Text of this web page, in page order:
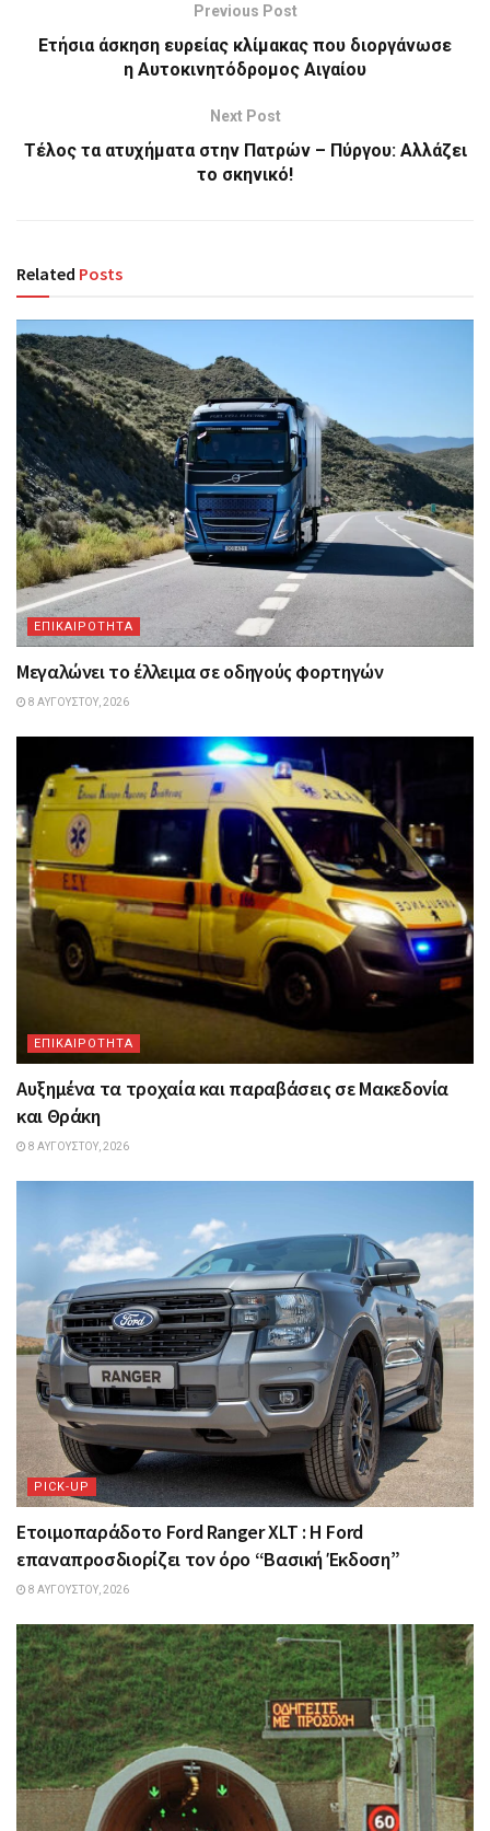
Previous Post
Eτήσια άσκηση ευρείας κλίμακας που διοργάνωσε
η Αυτοκινητόδρομος Αιγαίου
Next Post
Τέλος τα ατυχήματα στην Πατρών – Πύργου: Αλλάζει
το σκηνικό!
Related Posts
ΕΠΙΚΑΙΡΟΤΗΤΑ
Μεγαλώνει το έλλειμα σε οδηγούς φορτηγών
8 ΑΥΓΟΎΣΤΟΥ, 2026
ΕΠΙΚΑΙΡΟΤΗΤΑ
Αυξημένα τα τροχαία και παραβάσεις σε Μακεδονία
και Θράκη
8 ΑΥΓΟΎΣΤΟΥ, 2026
PICK-UP
Ετοιμοπαράδοτο Ford Ranger XLT : Η Ford
επαναπροσδιορίζει τον όρο “Βασική Έκδοση”
8 ΑΥΓΟΎΣΤΟΥ, 2026